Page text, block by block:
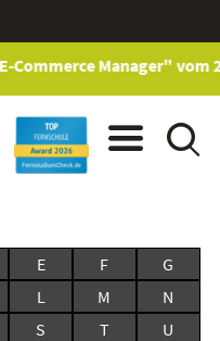
Manager" vom
E F
G
L M
N
S T
U